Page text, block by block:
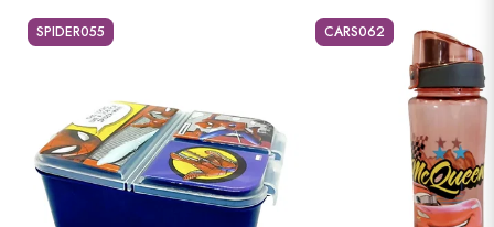
SPIDER055 CARS062